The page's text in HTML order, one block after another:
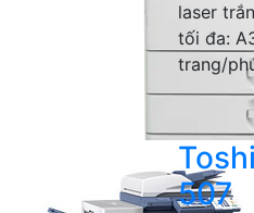
laser
tối đa:
trang/
507